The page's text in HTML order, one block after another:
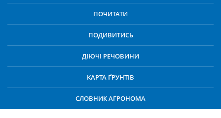
ПОЧИТАТИ
ПОДИВИТИСЬ
ДІЮЧІ РЕЧОВИНИ
КАРТА ҐРУНТІВ
СЛОВНИК АГРОНОМА